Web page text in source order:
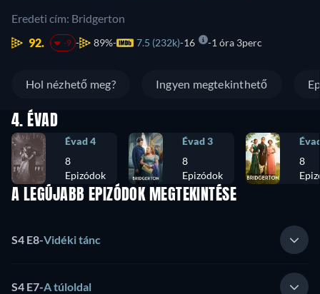
Eredeti cím: Bridgerton
92.
-9 89% 7.5 (232k) 16 1 óra 3perc
Hol nézhető meg? Ingyen megtekinthető
4. ÉVAD
Évad 4
8
Epizódok
Évad 3
8
Epizódok
8
A LEGÚJABB EPIZÓDOK MEGTEKINTÉSE
S4 E8-Vidéki tánc
S4 E7-A túloldal